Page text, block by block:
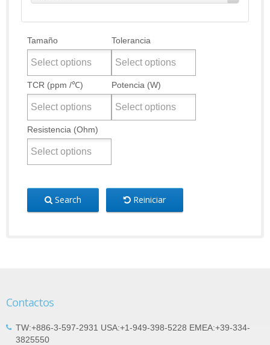
Tamaño Tolerancia
TCR (ppm /℃) Potencia (W)
Resistencia (Ohm)
Search Reiniciar
Contactos
TW:+886-3-597-2931 USA:+1-949-398-5228 EMEA:+39-334-
3825550